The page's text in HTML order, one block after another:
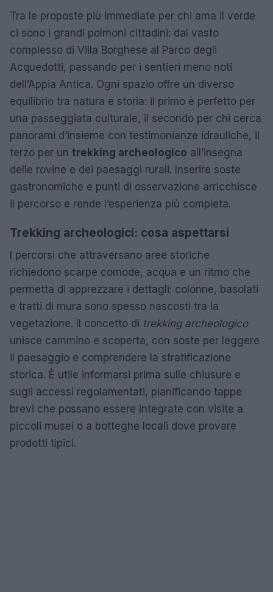
Tra le proposte più immediate per chi ama il verde
ci sono i grandi polmoni cittadini: dal vasto
complesso di Villa Borghese al Parco degli
Acquedotti, passando per i sentieri meno noti
dell’Appia Antica. Ogni spazio offre un diverso
equilibrio tra natura e storia: il primo è perfetto per
una passeggiata culturale, il secondo per chi cerca
panorami d’insieme con testimonianze idrauliche, il
terzo per un trekking archeologico all’insegna
delle rovine e dei paesaggi rurali. Inserire soste
gastronomiche e punti di osservazione arricchisce
il percorso e rende l’esperienza più completa.
Trekking archeologici: cosa aspettarsi
I percorsi che attraversano aree storiche
richiedono scarpe comode, acqua e un ritmo che
permetta di apprezzare i dettagli: colonne, basolati
e tratti di mura sono spesso nascosti tra la
vegetazione. Il concetto di trekking archeologico
unisce cammino e scoperta, con soste per leggere
il paesaggio e comprendere la stratificazione
storica. È utile informarsi prima sulle chiusure e
sugli accessi regolamentati, pianificando tappe
brevi che possano essere integrate con visite a
piccoli musei o a botteghe locali dove provare
prodotti tipici.